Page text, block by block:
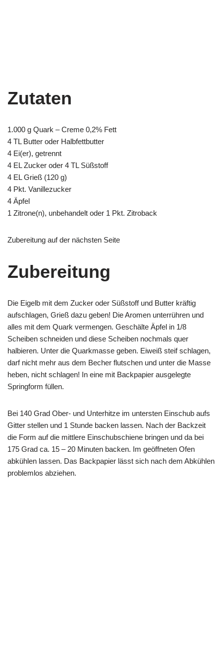
Zutaten
1.000 g Quark – Creme 0,2% Fett
4 TL Butter oder Halbfettbutter
4 Ei(er), getrennt
4 EL Zucker oder 4 TL Süßstoff
4 EL Grieß (120 g)
4 Pkt. Vanillezucker
4 Äpfel
1 Zitrone(n), unbehandelt oder 1 Pkt. Zitroback
Zubereitung auf der nächsten Seite
Zubereitung
Die Eigelb mit dem Zucker oder Süßstoff und Butter kräftig
aufschlagen, Grieß dazu geben! Die Aromen unterrühren und
alles mit dem Quark vermengen. Geschälte Äpfel in 1/8
Scheiben schneiden und diese Scheiben nochmals quer
halbieren. Unter die Quarkmasse geben. Eiweiß steif schlagen,
darf nicht mehr aus dem Becher flutschen und unter die Masse
heben, nicht schlagen! In eine mit Backpapier ausgelegte
Springform füllen.
Bei 140 Grad Ober- und Unterhitze im untersten Einschub aufs
Gitter stellen und 1 Stunde backen lassen. Nach der Backzeit
die Form auf die mittlere Einschubschiene bringen und da bei
175 Grad ca. 15 – 20 Minuten backen. Im geöffneten Ofen
abkühlen lassen. Das Backpapier lässt sich nach dem Abkühlen
problemlos abziehen.